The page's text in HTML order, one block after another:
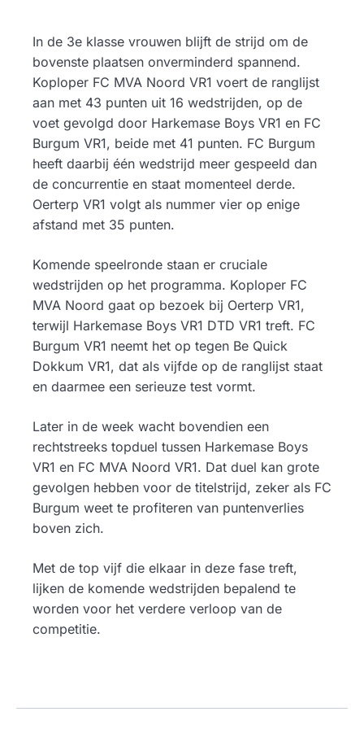
In de 3e klasse vrouwen blijft de strijd om de
bovenste plaatsen onverminderd spannend.
Koploper FC MVA Noord VR1 voert de ranglijst
aan met 43 punten uit 16 wedstrijden, op de
voet gevolgd door Harkemase Boys VR1 en FC
Burgum VR1, beide met 41 punten. FC Burgum
heeft daarbij één wedstrijd meer gespeeld dan
de concurrentie en staat momenteel derde.
Oerterp VR1 volgt als nummer vier op enige
afstand met 35 punten.
Komende speelronde staan er cruciale
wedstrijden op het programma. Koploper FC
MVA Noord gaat op bezoek bij Oerterp VR1,
terwijl Harkemase Boys VR1 DTD VR1 treft. FC
Burgum VR1 neemt het op tegen Be Quick
Dokkum VR1, dat als vijfde op de ranglijst staat
en daarmee een serieuze test vormt.
Later in de week wacht bovendien een
rechtstreeks topduel tussen Harkemase Boys
VR1 en FC MVA Noord VR1. Dat duel kan grote
gevolgen hebben voor de titelstrijd, zeker als FC
Burgum weet te profiteren van puntenverlies
boven zich.
Met de top vijf die elkaar in deze fase treft,
lijken de komende wedstrijden bepalend te
worden voor het verdere verloop van de
competitie.